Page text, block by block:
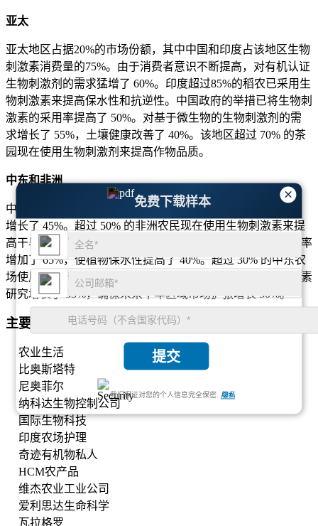
×
免费下载样本
提交
我们保证对您的个人信息完全保密. 隐私
亚太
亚太地区占据20%的市场份额，其中中国和印度占该地区生物
刺激素消费量的75%。由于消费者意识不断提高，对有机认证
生物刺激剂的需求猛增了 60%。印度超过85%的稻农已采用生
物刺激素来提高保水性和抗逆性。中国政府的举措已将生物刺
激素的采用率提高了 50%。对基于微生物的生物刺激剂的需
求增长了 55%，土壤健康改善了 40%。该地区超过 70% 的茶
园现在使用生物刺激剂来提高作物品质。
中东和非洲
中东和非洲占全球市场的 10%，由于沙漠农业的增加，需求
增长了 45%。超过 50% 的非洲农民现在使用生物刺激素来提
高干旱地区作物的抵御能力。海藻提取物生物刺激剂的采用率
增加了 65%，使植物保水性提高了 40%。超过 30% 的中东农
场使用生物刺激素来减少化肥的使用。政府资助使生物刺激素
研究增长了 55%，确保未来十年区域市场扩张增长 50%。
主要生物刺激剂市场公司
农业生活
比奥斯塔特
尼奥菲尔
纳科达生物控制公司
国际生物科技
印度农场护理
奇迹有机物私人
HCM农产品
维杰农业工业公司
爱利思达生命科学
瓦拉格罗